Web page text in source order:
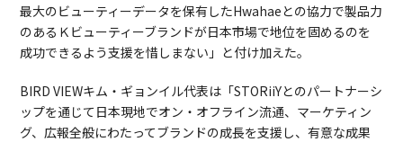
最大のビューティーデータを保有したHwahaeとの協力で製品力
のあるＫビューティーブランドが日本市場で地位を固めるのを
成功できるよう支援を惜しまない」と付け加えた。
BIRD VIEWキム・ギョンイル代表は「STORiiYとのパートナーシ
ップを通じて日本現地でオン・オフライン流通、マーケティン
グ、広報全般にわたってブランドの成長を支援し、有意な成果